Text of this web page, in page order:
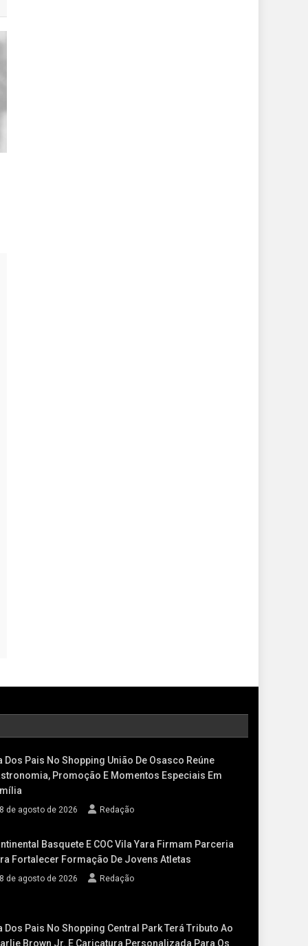
Dos Pais No Shopping União De Osasco Reúne
Promoção E Momentos Especiais Em
de agosto de 2026 Redação
Basquete E COC Vila Yara Firmam Parceria
Fortalecer Formação De Jovens Atletas
de agosto de 2026 Redação
Dos Pais No Shopping Central Park Terá Tributo Ao
Brown Jr. E Caricatura Personalizada Para Os